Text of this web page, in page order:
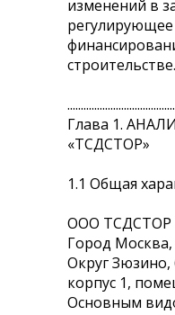
изменений в
строительстве.
Глава 1.
«ТСДСТОР»
1.1 Общая
ООО ТСДСТОР
Город
Округ
корпус 1,
Основным